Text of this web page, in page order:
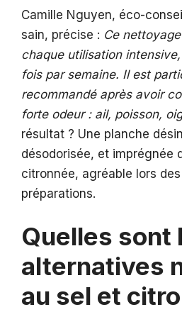
Camille Nguyen, éco-
sain, précise : Ce
chaque utilisation
fois par semaine. Il est
recommandé après avoir
forte odeur : ail, poisson,
résultat ? Une planche
désodorisée, et imprégnée
citronnée, agréable lors
préparations.
Quelles sont
alternatives
au sel et